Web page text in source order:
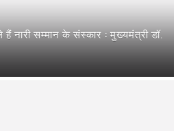
नारी सम्मान के संस्कार : मुख्यमंत्री डॉ.